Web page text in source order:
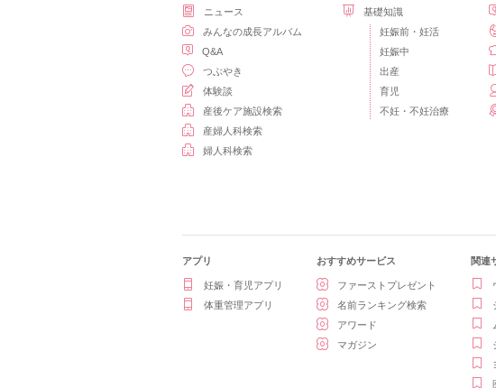
ニュース
みんなの成長アルバム
Q&A
つぶやき
体験談
産後ケア施設検索
産婦人科検索
婦人科検索
基礎知識
妊娠前・妊活
妊娠中
出産
育児
不妊・不妊治療
アプリ
妊娠・育児アプリ
体重管理アプリ
おすすめサービス
ファーストプレゼント
名前ランキング検索
アワード
マガジン
関連